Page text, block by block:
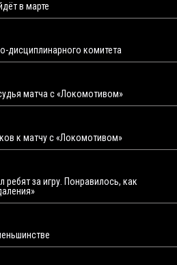
в марте
дисциплинарного комитета
матча с «Локомотивом»
к матчу с «Локомотивом»
за игру. Понравилось, как